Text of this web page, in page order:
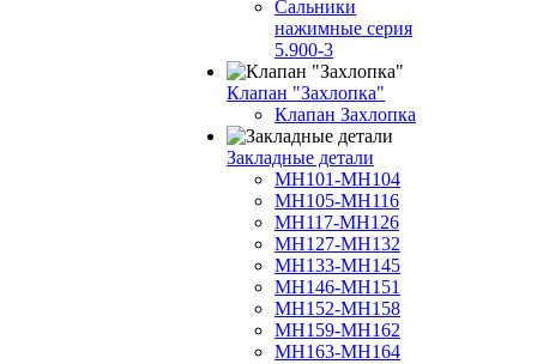
Сальники
нажимные серия
5.900-3
Клапан "Захлопка"
Клапан Захлопка
Закладные детали
МН101-МН104
МН105-МН116
МН117-МН126
МН127-МН132
МН133-МН145
МН146-МН151
МН152-МН158
МН159-МН162
МН163-МН164